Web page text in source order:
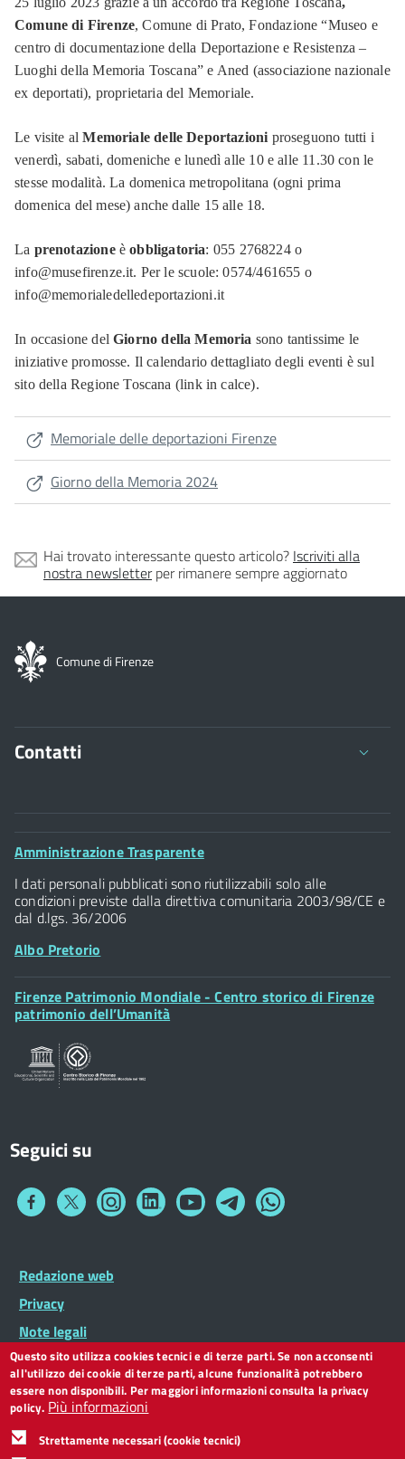
Comune di Firenze, Comune di Prato, Fondazione “Museo e
centro di documentazione della Deportazione e Resistenza –
Luoghi della Memoria Toscana” e Aned (associazione nazionale
ex deportati), proprietaria del Memoriale.
Le visite alMemoriale delle Deportazioni proseguono tutti i
venerdì, sabati, domeniche e lunedì alle 10 e alle 11.30 con le
stesse modalità. La domenica metropolitana (ogni prima
domenica del mese) anche dalle 15 alle 18.
La prenotazione èobbligatoria: 055 2768224 o
info@musefirenze.it. Per le scuole: 0574/461655 o
info@memorialedelledeportazioni.it
In occasione delGiorno della Memoria sono tantissime le
iniziative promosse. Il calendario dettagliato degli eventi è sul
sito della Regione Toscana (link in calce).
Memoriale delle deportazioni Firenze
Giorno della Memoria 2024
Hai trovato interessante questo articolo? Iscriviti alla
nostra newsletterper rimanere sempre aggiornato
Comune di Firenze
Contatti
Comune di Firenze
Palazzo Vecchio
Piazza della Signoria - 50122, Firenze
P.IVA 01307110484
Posta Elettronica Certificata
Footer
Amministrazione Trasparente
I dati personali pubblicati sono riutilizzabili solo alle
condizioni previste dalla direttiva comunitaria 2003/98/CE e
dal d.lgs. 36/2006
Albo Pretorio
Footer
Widget
Firenze Patrimonio Mondiale - Centro storico di Firenze
patrimonio dell’Umanità
Seguici su
Collegamento
Collegamento
a
Collegamento
a
Collegamento
a
Collegamento
a
Collegamento
a
Collegamento
a
Footer
Widget
Footer
menu
Redazione web
Privacy
Note legali
Dichiarazione di accessibilità
CC BY 3.0 IT
Questo sito utilizza cookies tecnici e di terze parti. Se non acconsenti
all'utilizzo dei cookie di terze parti, alcune funzionalità potrebbero
essere non disponibili. Per maggiori informazioni consulta la privacy
policy. Più informazioni
Strettamente necessari (cookie tecnici)